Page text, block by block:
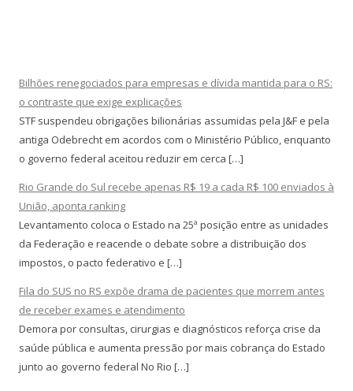
Bilhões renegociados para empresas e dívida mantida para o RS:
o contraste que exige explicações
STF suspendeu obrigações bilionárias assumidas pela J&F e pela
antiga Odebrecht em acordos com o Ministério Público, enquanto
o governo federal aceitou reduzir em cerca […]
Rio Grande do Sul recebe apenas R$ 19 a cada R$ 100 enviados à
União, aponta ranking
Levantamento coloca o Estado na 25ª posição entre as unidades
da Federação e reacende o debate sobre a distribuição dos
impostos, o pacto federativo e […]
Fila do SUS no RS expõe drama de pacientes que morrem antes
de receber exames e atendimento
Demora por consultas, cirurgias e diagnósticos reforça crise da
saúde pública e aumenta pressão por mais cobrança do Estado
junto ao governo federal No Rio […]